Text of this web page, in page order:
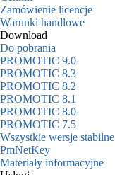
Zamówienie licencje
Warunki handlowe
Download
Do pobrania
PROMOTIC 9.0
PROMOTIC 8.3
PROMOTIC 8.2
PROMOTIC 8.1
PROMOTIC 8.0
PROMOTIC 7.5
Wszystkie wersje stabilne
PmNetKey
Materiały informacyjne